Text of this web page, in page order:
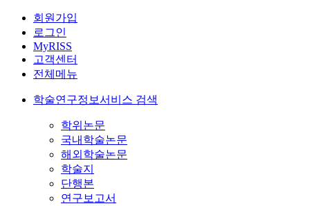
회원가입
로그인
MyRISS
고객센터
전체메뉴
학술연구정보서비스 검색
학위논문
국내학술논문
해외학술논문
학술지
단행본
연구보고서